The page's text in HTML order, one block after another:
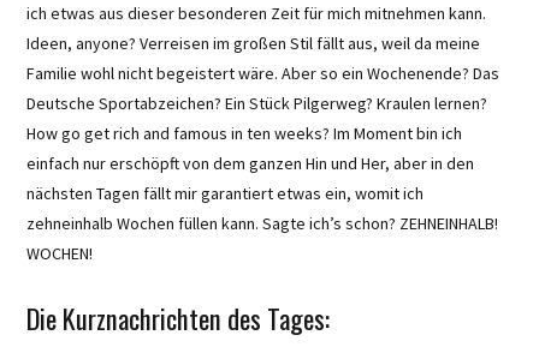
ich etwas aus dieser besonderen Zeit für mich mitnehmen kann.
Ideen, anyone? Verreisen im großen Stil fällt aus, weil da meine
Familie wohl nicht begeistert wäre. Aber so ein Wochenende? Das
Deutsche Sportabzeichen? Ein Stück Pilgerweg? Kraulen lernen?
How go get rich and famous in ten weeks? Im Moment bin ich
einfach nur erschöpft von dem ganzen Hin und Her, aber in den
nächsten Tagen fällt mir garantiert etwas ein, womit ich
zehneinhalb Wochen füllen kann. Sagte ich’s schon? ZEHNEINHALB!
WOCHEN!
Die Kurznachrichten des Tages: